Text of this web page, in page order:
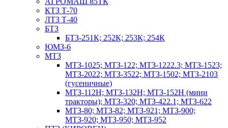
КТЗ Т-70
ЛТЗ Т-40
БТЗ
БТЗ-251К; 252К; 253К; 254К
ЮМЗ-6
МТЗ
МТЗ-1025; МТЗ-122; МТЗ-1222.3; МТЗ-1523;
МТЗ-2022; МТЗ-3522; МТЗ-1502; МТЗ-2103
(гусеничные)
МТЗ-112Н; МТЗ-132Н; МТЗ-152Н (мини
тракторы); МТЗ-320; МТЗ-422.1; МТЗ-622
МТЗ-80; МТЗ-82; МТЗ-921; МТЗ-900;
МТЗ-920; МТЗ-950; МТЗ-952